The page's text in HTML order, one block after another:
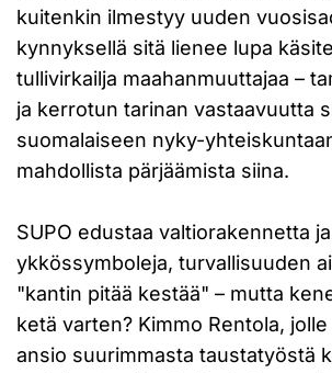
kuitenkin ilmestyy uuden
kynnyksellä sitä lienee lupa
tullivirkailja maahanmuuttajaa –
ja kerrotun tarinan vastaavuutta
suomalaiseen nyky-
mahdollista pärjäämista siina.
SUPO edustaa valtiorakennetta
ykkössymboleja, turvallisuuden
"kantin pitää kestää" – mutta
ketä varten? Kimmo Rentola,
ansio suurimmasta taustatyöstä